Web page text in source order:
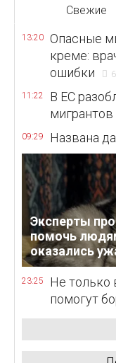
Свежие
13:20
Опасные
креме:
ошибки
11:22
В ЕС
мигрантов
09:29 Названа
Эксперты
помочь
оказались
23:25
Не только
помогут